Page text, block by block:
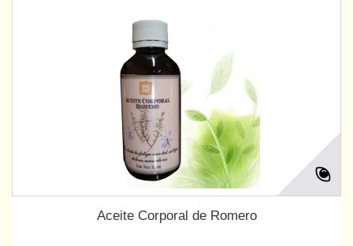
Aceite Corporal de Romero